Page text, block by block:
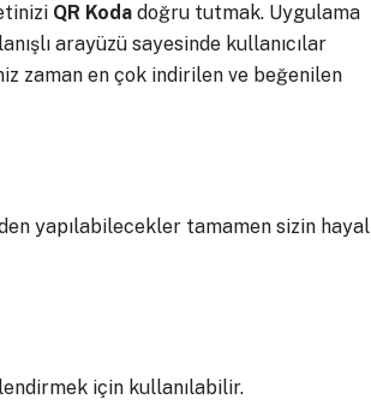
QR Kodadoğru tutmak. Uygulama
arayüzü sayesinde kullanıcılar
zaman en çok indirilen ve beğenilen
yapılabilecekler tamamen sizin hayal
için kullanılabilir.